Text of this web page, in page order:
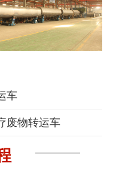
车
废物转运车